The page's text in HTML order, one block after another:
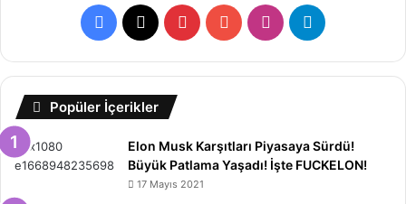
Facebook
X PinterestYouTubeInstagramTelegram
Popüler İçerikler
Elon Musk Karşıtları Piyasaya Sürdü!
Büyük Patlama Yaşadı! İşte FUCKELON!
17 Mayıs 2021